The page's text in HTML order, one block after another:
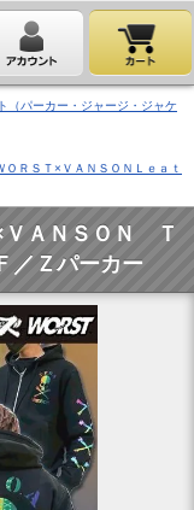
（パーカー・ジャージ・ジャケ
ＯＲＳＴ×ＶＡＮＳＯＮＬｅａｔ
ＶＡＮＳＯＮ Ｔ
／Ｚパーカー